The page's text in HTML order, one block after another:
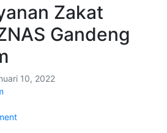
10, 2022
Zakat
Gandeng